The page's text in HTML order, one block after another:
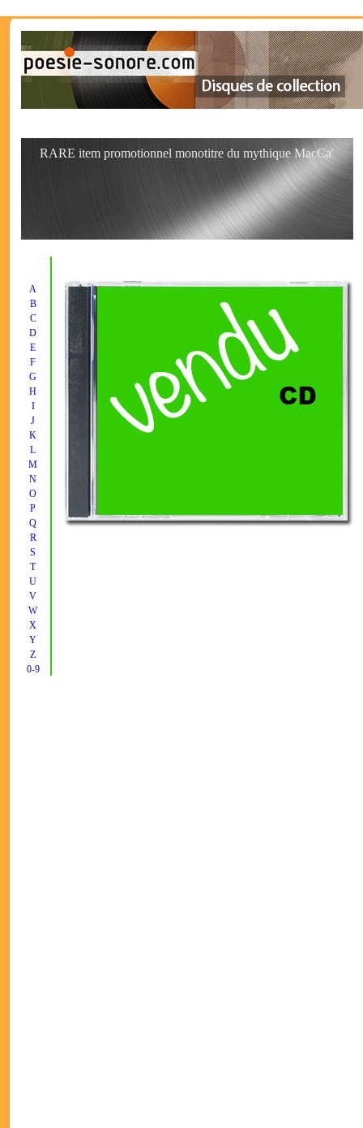
RARE item promotionnel monotitre du mythique MacCa'
A
B
C
D
E
F
G
H
I
J
K
L
M
N
O
P
Q
R
S
T
U
V
W
X
Y
Z
0-9